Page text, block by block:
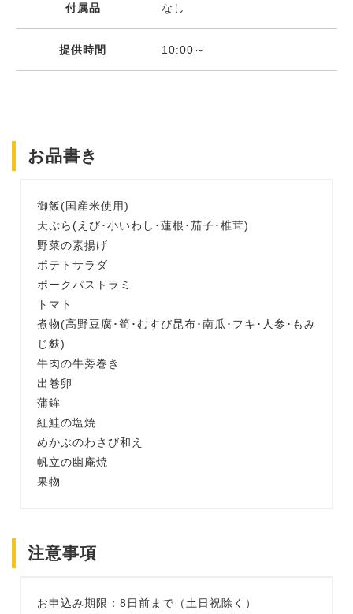
付属品 なし
提供時間 10:00～
お品書き
御飯(国産米使用)
天ぷら(えび･小いわし･蓮根･茄子･椎茸)
野菜の素揚げ
ポテトサラダ
ポークパストラミ
トマト
煮物(高野豆腐･筍･むすび昆布･南瓜･フキ･人参･もみ
じ麩)
牛肉の牛蒡巻き
出巻卵
蒲鉾
紅鮭の塩焼
めかぶのわさび和え
帆立の幽庵焼
果物
注意事項
お申込み期限：8日前まで（土日祝除く）